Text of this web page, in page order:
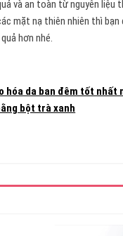
và an toàn từ nguyên liệu
mặt nạ thiên nhiên thì
hơn nhé.
hóa da ban đêm tốt nhất
bột trà xanh